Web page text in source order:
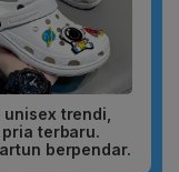
unisex trendi,
terbaru.
berpendar.